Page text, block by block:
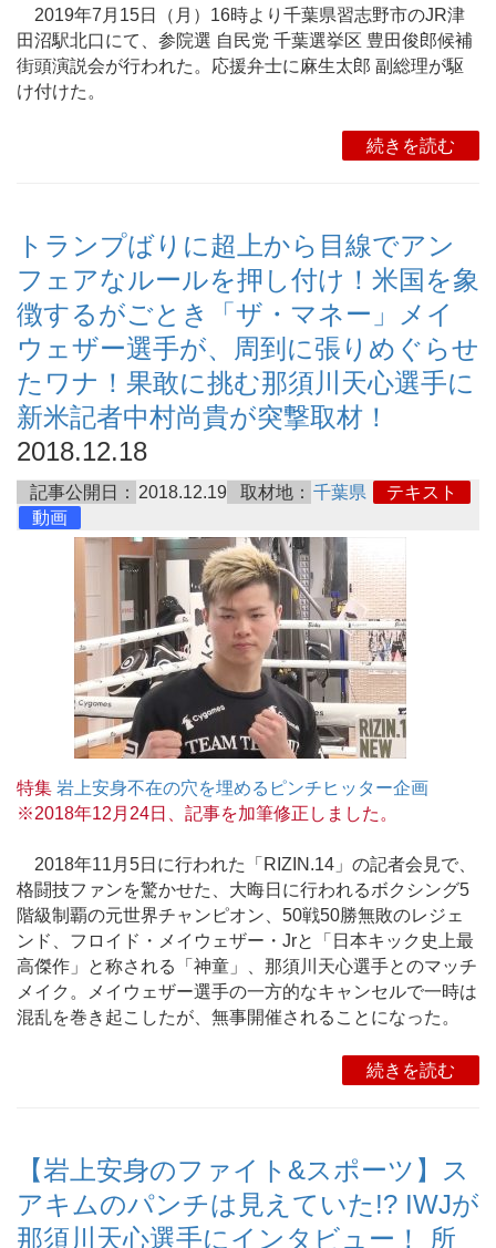
2019年7月15日（月）16時より千葉県習志野市のJR津
田沼駅北口にて、参院選 自民党 千葉選挙区 豊田俊郎候補
街頭演説会が行われた。応援弁士に麻生太郎 副総理が駆
け付けた。
続きを読む
トランプばりに超上から目線でアン
フェアなルールを押し付け！米国を象
徴するがごとき「ザ・マネー」メイ
ウェザー選手が、周到に張りめぐらせ
たワナ！果敢に挑む那須川天心選手に
新米記者中村尚貴が突撃取材！
2018.12.18
記事公開日： 2018.12.19 取材地： 千葉県
テキスト
動画
特集 岩上安身不在の穴を埋めるピンチヒッター企画
※2018年12月24日、記事を加筆修正しました。
2018年11月5日に行われた「RIZIN.14」の記者会見で、
格闘技ファンを驚かせた、大晦日に行われるボクシング5
階級制覇の元世界チャンピオン、50戦50勝無敗のレジェ
ンド、フロイド・メイウェザー・Jrと「日本キック史上最
高傑作」と称される「神童」、那須川天心選手とのマッチ
メイク。メイウェザー選手の一方的なキャンセルで一時は
混乱を巻き起こしたが、無事開催されることになった。
続きを読む
【岩上安身のファイト&スポーツ】ス
アキムのパンチは見えていた!? IWJが
那須川天心選手にインタビュー！ 所